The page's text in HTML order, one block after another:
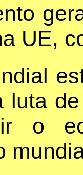
UE,
luta
o